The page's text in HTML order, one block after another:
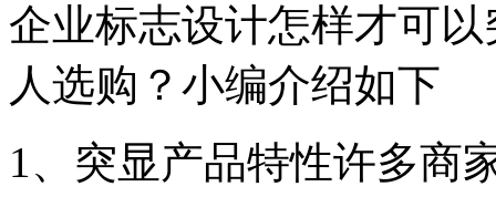
企业标志设计怎样才可
人选购？小编介绍如下
1、突显产品特性许多商